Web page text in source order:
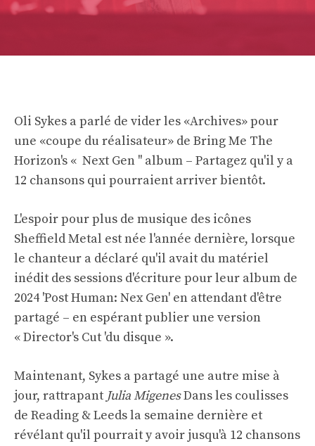
Oli Sykes a parlé de vider les «Archives» pour
une «coupe du réalisateur» de Bring Me The
Horizon's « Next Gen '' album – Partagez qu'il y a
12 chansons qui pourraient arriver bientôt.
L'espoir pour plus de musique des icônes
Sheffield Metal est née l'année dernière, lorsque
le chanteur a déclaré qu'il avait du matériel
inédit des sessions d'écriture pour leur album de
2024 'Post Human: Nex Gen' en attendant d'être
partagé – en espérant publier une version
« Director's Cut 'du disque ».
Maintenant, Sykes a partagé une autre mise à
jour, rattrapant Julia MigenesDans les coulisses
de Reading & Leeds la semaine dernière et
révélant qu'il pourrait y avoir jusqu'à 12 chansons